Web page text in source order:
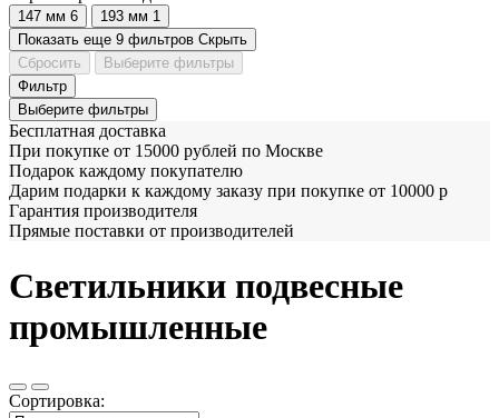
147 мм 6 193 мм 1
Показать еще 9 фильтров Скрыть
Сбросить
Выберите фильтры
Фильтр
Выберите фильтры
Бесплатная доставка
При покупке от 15000 рублей по Москве
Подарок каждому покупателю
Дарим подарки к каждому заказу при покупке от 10000 р
Гарантия производителя
Прямые поставки от производителей
Светильники подвесные
промышленные
Сортировка: